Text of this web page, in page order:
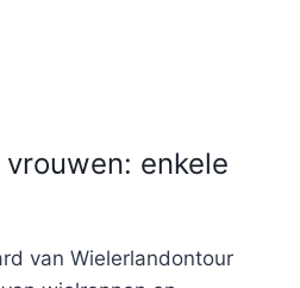
enkele
van Wielerlandontour